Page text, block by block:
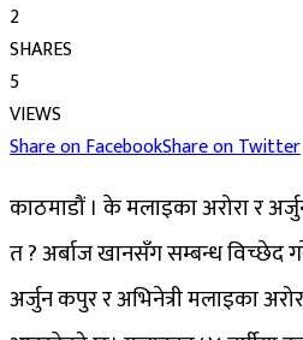
2
SHARES
5
VIEWS
Share on FacebookShare on Twitter
काठमाडौं । के मलाइका अरोरा र
त ? अर्बाज खानसँग सम्बन्ध विच्छेद
अर्जुन कपुर र अभिनेत्री मलाइका